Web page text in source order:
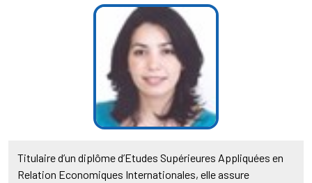
Titulaire d’un diplôme d’Etudes Supérieures Appliquées en
Relation Economiques Internationales, elle assure